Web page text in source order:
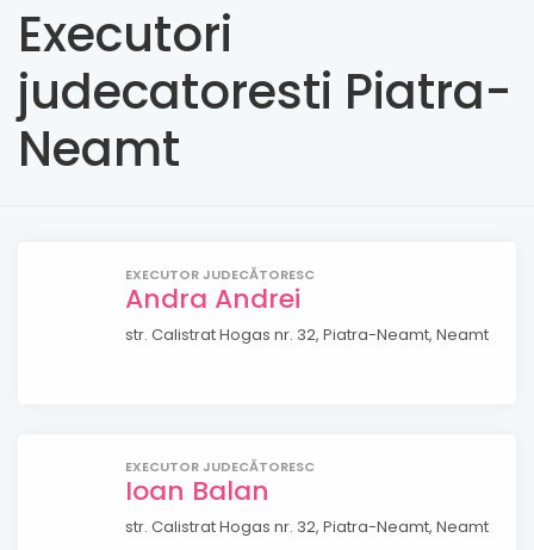
Executori
judecatoresti Piatra-
Neamt
EXECUTOR JUDECĂTORESC
Andra Andrei
str. Calistrat Hogas nr. 32, Piatra-Neamt, Neamt
EXECUTOR JUDECĂTORESC
Ioan Balan
str. Calistrat Hogas nr. 32, Piatra-Neamt, Neamt